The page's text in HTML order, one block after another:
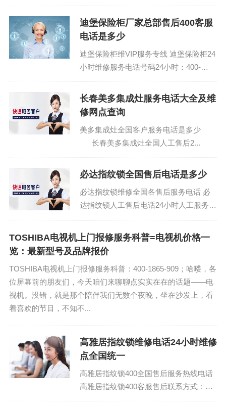
迪堡保险柜厂家总部售后400客服
电话是多少
迪堡保险柜维VIP服务专线 迪堡保险柜24
小时维修服务电话号码24小时：400-
保...
长春美多集成灶服务电话大全及维
修网点查询
美多集成灶全国客户服务电话是多少
长春美多集成灶全国人工售后2...
必达指纹锁全国售后电话是多少
必达指纹锁维修全国各售后服务电话 必
达指纹锁人工售后电话24小时人工服务热
TOSHIBA电视机上门报修服务科普=电视机价格一
览：最新型号及品牌报价
TOSHIBA电视机上门报修服务科普：400-1865-909；哈喽，各
位屏幕前的朋友们，今天咱们来聊聊点实实在在的话题——电
视机。没错，就是那个陪伴我们无数个夜晚，坐在沙发上，看
着喜欢的节目，不知不...
高雅居指纹锁维修电话24小时维修
点全国统一
高雅居指纹锁400全国售后服务热线电话
高雅居指纹锁400客服售后联系方式：